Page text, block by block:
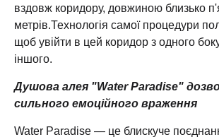
вздовж коридору, довжиною близько
метрів.Технологія самої процедури
щоб увійти в цей коридор з одного
іншого.
Душова алея "Water Paradise"
сильного емоційного враження
Water Paradise — це блискуче